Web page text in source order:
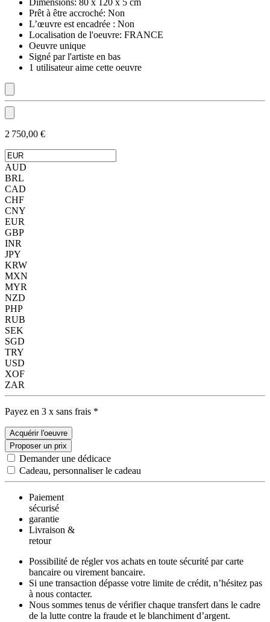
Dimensions: 80 x 120 x 5 cm
Prêt à être accroché: Non
L’œuvre est encadrée : Non
Localisation de l'oeuvre: FRANCE
Oeuvre unique
Signé par l'artiste en bas
1 utilisateur aime cette oeuvre
2 750,00 €
AUD
BRL
CAD
CHF
CNY
EUR
GBP
INR
JPY
KRW
MXN
MYR
NZD
PHP
RUB
SEK
SGD
TRY
USD
XOF
ZAR
Payez en 3 x sans frais *
Acquérir l'oeuvre
Proposer un prix
Demander une dédicace
Cadeau, personnaliser le cadeau
Paiement
sécurisé
garantie
Livraison &
retour
Possibilité de régler vos achats en toute sécurité par carte
bancaire ou virement bancaire.
Si une transaction dépasse votre limite de crédit, n’hésitez pas
à nous contacter.
Nous sommes tenus de vérifier chaque transfert dans le cadre
de la lutte contre la fraude et le blanchiment d’argent.